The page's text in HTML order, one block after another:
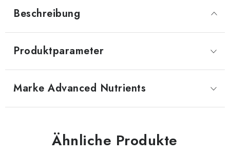
Beschreibung
Produktparameter
Marke Advanced Nutrients
Ähnliche Produkte